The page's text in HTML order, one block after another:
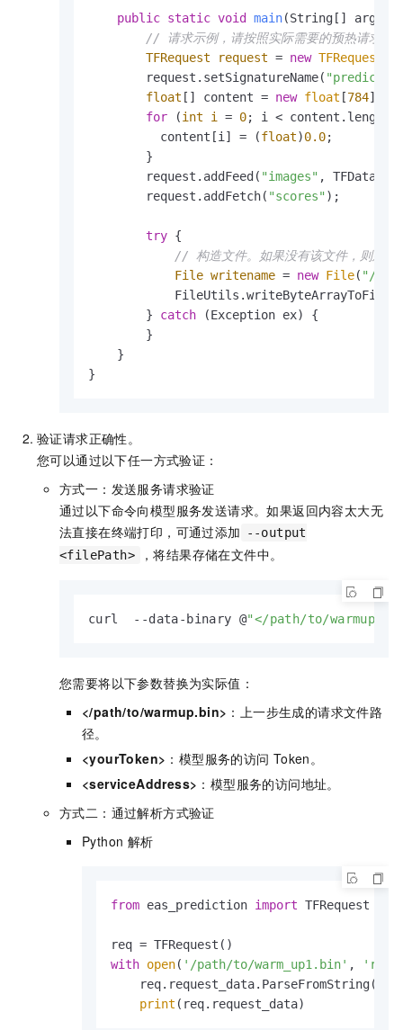
public static void main(String[] args)
// 请求示例，请按照实际需要的预热请求进
TFRequest
request = new TFRequest
        request.setSignatureName(
float [] content = new float [784];
for (int i = 0; i < content.length;
          content[i] = (
float)0.0;
        }
        request.addFeed(
"images" ,
        request.addFetch(
"scores" );
try {
// 构造文件。如果没有该文件，则建立
File writename = new File( "/
        }
catch (Exception ex) {
        }
    }
}
验证请求正确性。
您可以通过以下任一方式验证：
方式一：发送服务请求验证
通过以下命令向模型服务发送请求。如果返回内容太大无
法直接在终端打印，可通过添加
--output
<filePath>
，将结果存储在文件中。
curl  --data-binary @"</path/to/
您需要将以下参数替换为实际值：
</path/to/warmup.bin> ：上一步生成的请求文件路
径。
<yourToken> ：模型服务的访问 Token。
<serviceAddress> ：模型服务的访问地址。
方式二：通过解析方式验证
Python 解析
from eas_prediction import TFRequest
with open( '/path/to/warm_up1.bin' , 'rb'
print